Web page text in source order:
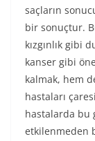
saçların
bir sonuçtur.
kızgınlık gibi
kanser gibi
kalmak, hem
hastaları
hastalarda bu
etkilenmeden